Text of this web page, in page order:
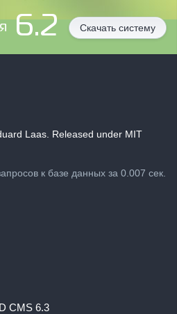
6.2 Скачать систему
Laas. Released under MIT
к базе данных за 0.007 сек.
CMS 6.3